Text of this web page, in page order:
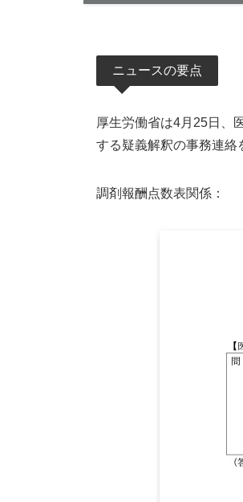
ニュースの要点
厚生労働省は4月25日、
する疑義解釈の事務連絡
調剤報酬点数表関係：